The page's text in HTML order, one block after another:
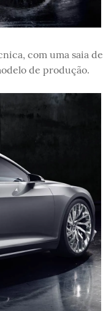
com uma saia de
de produção.